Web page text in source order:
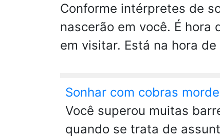
Conforme intérpretes de
nascerão em você. É hora
em visitar. Está na hora
Sonhar com cobras
Você superou muitas
quando se trata de